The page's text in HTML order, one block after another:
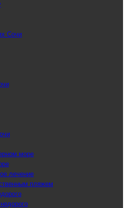
Сочи
море
лечение
пляжем